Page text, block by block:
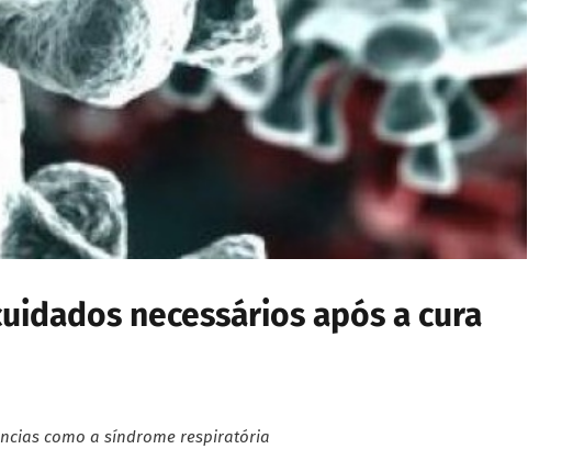
necessários após a cura
como a síndrome respiratória